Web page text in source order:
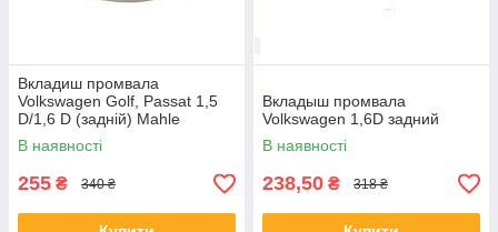
Вкладиш промвала
Volkswagen Golf, Passat 1,5
D/1,6 D (задній) Mahle
В наявності
255 ₴ 340 ₴
Вкладыш промвала
Volkswagen 1,6D задний
В наявності
238,50 ₴ 318 ₴